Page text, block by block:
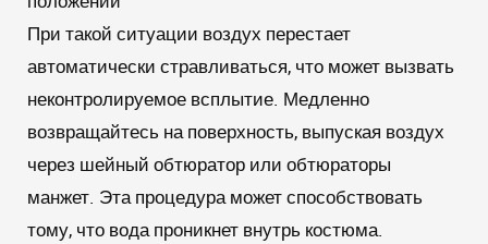
При такой ситуации воздух перестает
автоматически стравливаться, что может вызвать
неконтролируемое всплытие. Медленно
возвращайтесь на поверхность, выпуская воздух
через шейный обтюратор или обтюраторы
манжет. Эта процедура может способствовать
тому, что вода проникнет внутрь костюма.